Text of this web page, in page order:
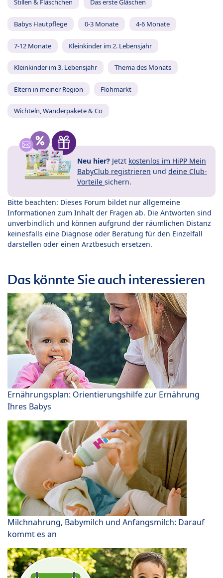
Stillen & Fläschchen Das erste Gläschen
Babys Hautpflege 0-3 Monate 4-6 Monate
7-12 Monate Kleinkinder im 2. Lebensjahr
Kleinkinder im 3. Lebensjahr Thema des Monats
Eltern in meiner Region Flohmarkt
Wichteln, Wanderpakete & Co
Neu hier? Jetzt kostenlos im HiPP Mein
BabyClub registrieren und deine Club-
Vorteile sichern.
Bitte beachten: Dieses Forum bildet nur allgemeine
Informationen zum Inhalt der Fragen ab. Die Antworten sind
unverbindlich und können aufgrund der räumlichen Distanz
keinesfalls eine Diagnose oder Beratung für den Einzelfall
darstellen oder einen Arztbesuch ersetzen.
Das könnte Sie auch interessieren
Ernährungsplan: Orientierungshilfe zur Ernährung
Ihres Babys
Milchnahrung, Babymilch und Anfangsmilch: Darauf
kommt es an